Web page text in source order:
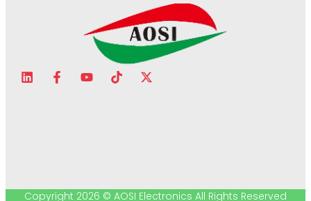
Copyright 2026 © AOSI Electronics All Rights Reserved